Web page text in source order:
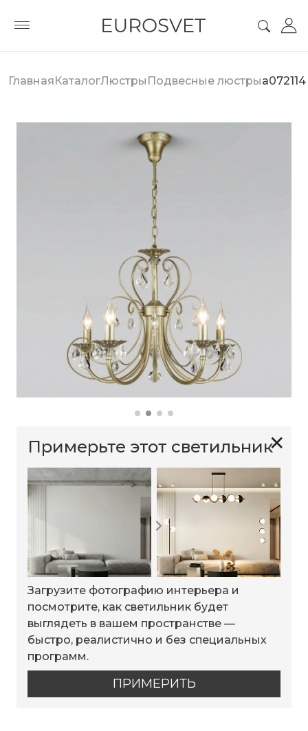
ГлавнаяКаталогЛюстры Подвесные люстрыa072114
✕
Примерьте этот светильник
Загрузите фотографию интерьера и
посмотрите, как светильник будет
выглядеть в вашем пространстве —
быстро, реалистично и без специальных
программ.
ПРИМЕРИТЬ